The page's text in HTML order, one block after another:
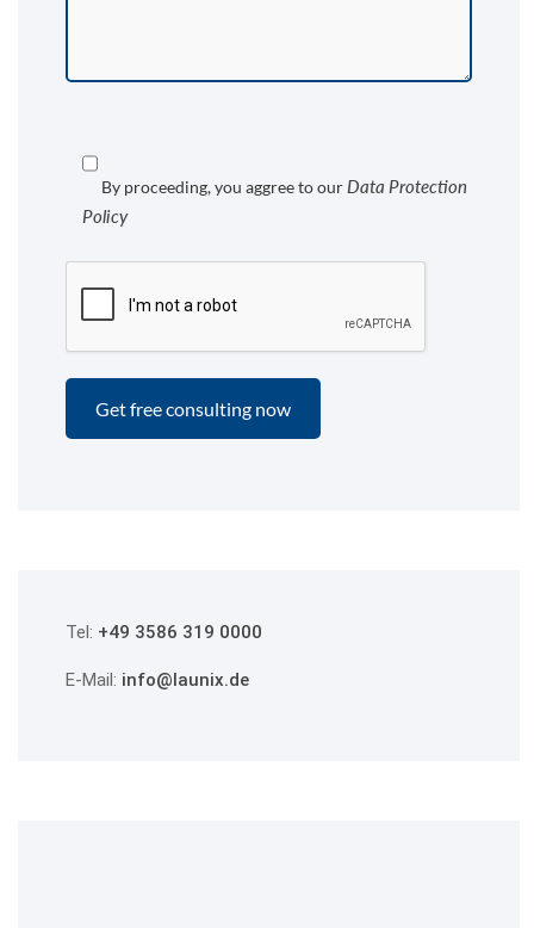
By proceeding, you aggree to our Data Protection
Policy
Tel: +49 3586 319 0000
E-Mail: info@launix.de